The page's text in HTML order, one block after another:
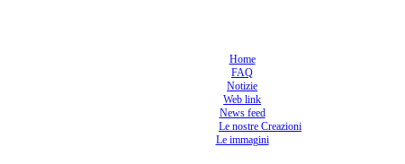
Home
FAQ
Notizie
Web link
News feed
Le nostre Creazioni
Le immagini